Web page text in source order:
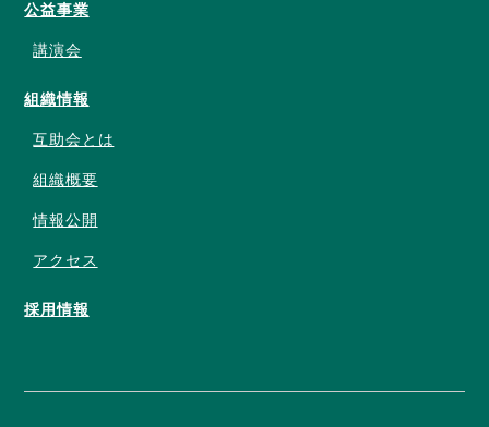
公益事業
講演会
組織情報
互助会とは
組織概要
情報公開
アクセス
採用情報